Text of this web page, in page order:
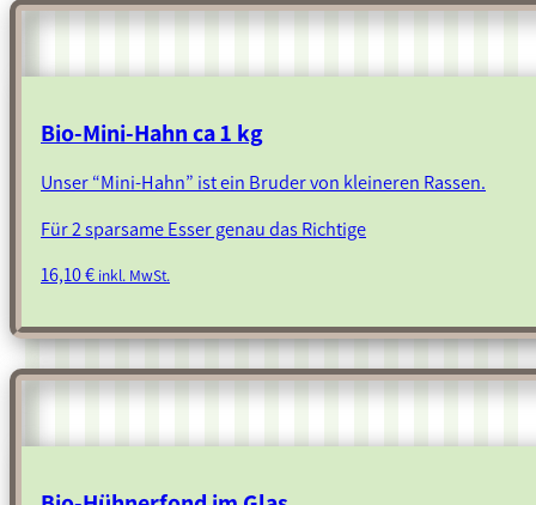
Bio-Mini-Hahn ca 1 kg
Unser “Mini-Hahn” ist ein Bruder von kleineren Rassen.
Für 2 sparsame Esser genau das Richtige
16,10€ inkl. MwSt.